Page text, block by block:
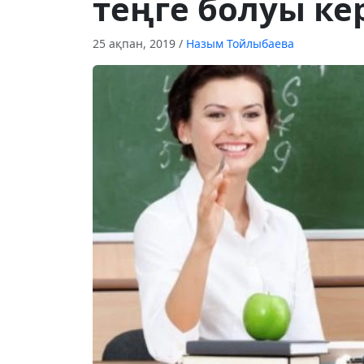
25 ақпан, 2019 / Назым Тойлыбаева